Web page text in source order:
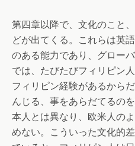
第四章以降で、文化のこと
どが出てくる。これらは英
のある能力であり、グロー
では、たびたびフィリピン
フィリピン経験があるから
んじる、事をあらだてるの
本人とは異なり、欧米人の
めない。こういった文化的